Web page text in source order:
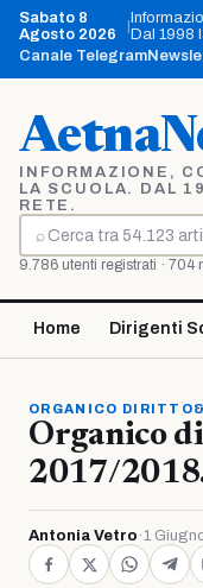
Vai
contenuto
Sabato 8
Agosto 2026
Dal 1998
Canale Telegram
INFORMAZIONE,
LA SCUOLA. DAL
RETE.
⌕
Cerca
9.786 utenti registrati · 704
Home Dirigenti
ORGANICO
Organico di
2017/
Antonia Vetro ·1